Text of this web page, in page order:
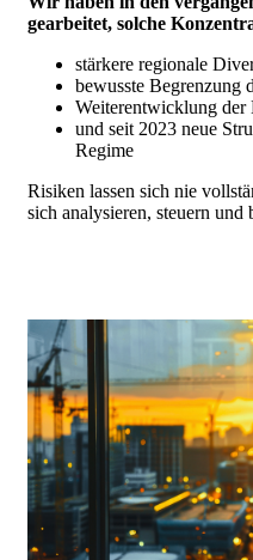
gearbeitet, solche
stärkere regionale
bewusste Begrenzung
Weiterentwicklung der
und seit 2023 neue
Regime
Risiken lassen sich nie
sich analysieren, steuern und